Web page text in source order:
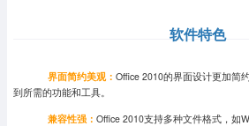
软件特色
界面简约美观： Office 2010的界面设计更加简
到所需的功能和工具。
兼容性强： Office 2010支持多种文件格式，如